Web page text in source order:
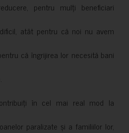
pentru mulți beneficiari
atât pentru că noi nu avem
că îngrijirea lor necesită bani
în cel mai real mod la
paralizate și a familiilor lor,